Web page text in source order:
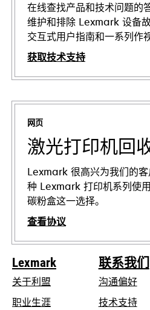
在线查找产品和技术问题的
维护和排除 Lexmark 设备故
交互式用户指南和一系列作
获取技术支持
在
新
网页
激光打印机回
Lexmark 很高兴为我们的
种 Lexmark 打印机系列使
碳粉盒这一选择。
查看协议
Lexmark
关于利盟
职业生涯
联系我们
沟通偏好
技术支持在